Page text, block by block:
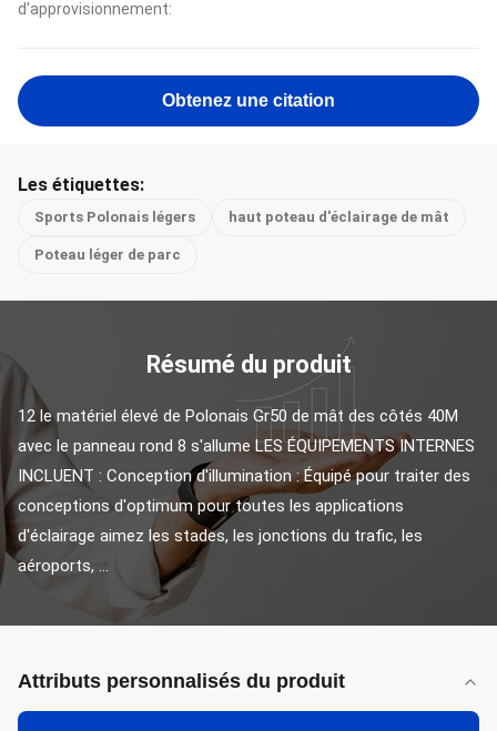
d'approvisionnement:
Obtenez une citation
Les étiquettes:
Sports Polonais légers haut poteau d'éclairage de mât
Poteau léger de parc
Résumé du produit
12 le matériel élevé de Polonais Gr50 de mât des côtés 40M
avec le panneau rond 8 s'allume LES ÉQUIPEMENTS INTERNES
INCLUENT : Conception d'illumination : Équipé pour traiter des
conceptions d'optimum pour toutes les applications
d'éclairage aimez les stades, les jonctions du trafic, les
aéroports, ...
Attributs personnalisés du produit